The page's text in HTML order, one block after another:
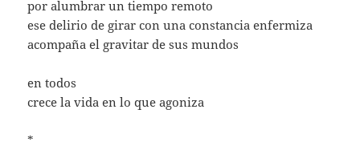
por alumbrar un tiempo remoto
ese delirio de girar con una constancia enfermiza
acompaña el gravitar de sus mundos
en todos
crece la vida en lo que agoniza
*